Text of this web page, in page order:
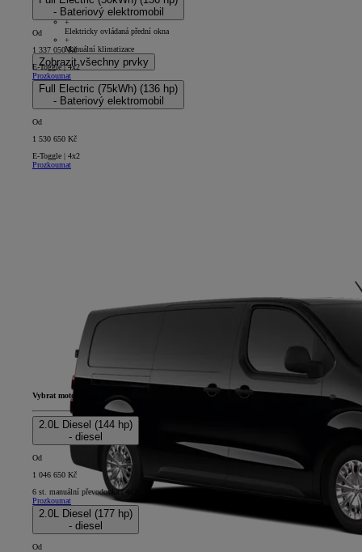
+
Tříramenný volant - uretanový
+
Elektricky ovládaná přední okna
+
Manuální klimatizace
Zobrazit všechny prvky
- Bateriový elektromobil
Od
1 337 050 Kč
E-Toggle | 4x2
Prozkoumat
Full Electric (75kWh) (136 hp)
- Bateriový elektromobil
Od
1 530 650 Kč
E-Toggle | 4x2
Prozkoumat
Vybrat motor
2.0L Diesel (144 hp)
- diesel
Od
1 046 650 Kč
6 st. manuální převodovka | 4x2
Prozkoumat
2.0L Diesel (177 hp)
- diesel
Od